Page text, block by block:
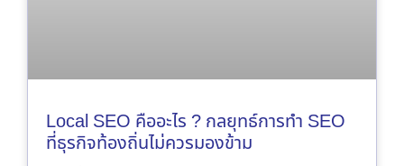
Local SEO คืออะไร ? กลยุทธ์การทำ SEO
ที่ธุรกิจท้องถิ่นไม่ควรมองข้าม